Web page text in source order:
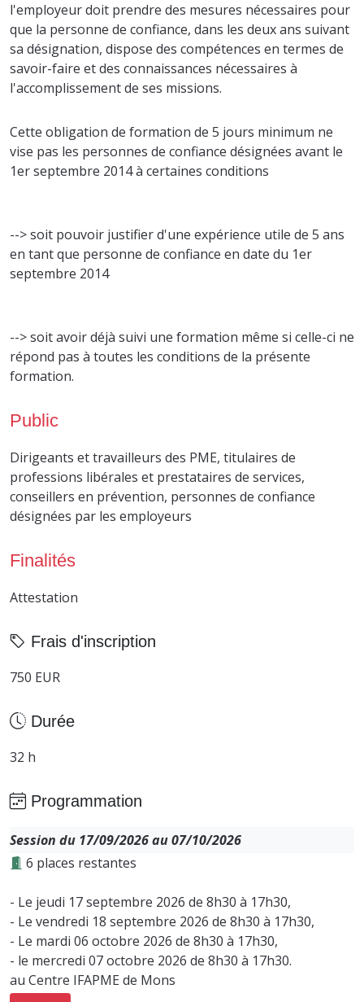
l'employeur doit prendre des mesures nécessaires pour
que la personne de confiance, dans les deux ans suivant
sa désignation, dispose des compétences en termes de
savoir-faire et des connaissances nécessaires à
l'accomplissement de ses missions.
Cette obligation de formation de 5 jours minimum ne
vise pas les personnes de confiance désignées avant le
1er septembre 2014 à certaines conditions
--> soit pouvoir justifier d'une expérience utile de 5 ans
en tant que personne de confiance en date du 1er
septembre 2014
--> soit avoir déjà suivi une formation même si celle-ci ne
répond pas à toutes les conditions de la présente
formation.
Public
Dirigeants et travailleurs des PME, titulaires de
professions libérales et prestataires de services,
conseillers en prévention, personnes de confiance
désignées par les employeurs
Finalités
Attestation
Frais d'inscription
750 EUR
Durée
32 h
Programmation
Session du 17/09/2026 au 07/10/2026
6 places restantes
- Le jeudi 17 septembre 2026 de 8h30 à 17h30,
- Le vendredi 18 septembre 2026 de 8h30 à 17h30,
- Le mardi 06 octobre 2026 de 8h30 à 17h30,
- le mercredi 07 octobre 2026 de 8h30 à 17h30.
au Centre IFAPME de Mons